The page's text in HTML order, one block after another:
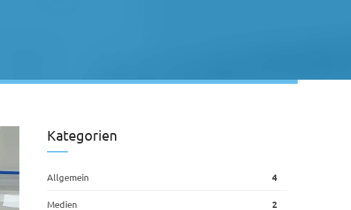
Kategorien
Allgemein 4
Medien 2